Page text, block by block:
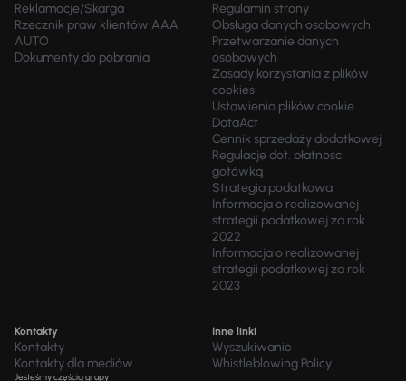
Reklamacje/Skarga
Rzecznik praw klientów AAA
AUTO
Dokumenty do pobrania
Regulamin strony
Obsługa danych osobowych
Przetwarzanie danych
osobowych
Zasady korzystania z plików
cookies
Ustawienia plików cookie
DataAct
Cennik sprzedaży dodatkowej
Regulacje dot. płatności
gotówką
Strategia podatkowa
Informacja o realizowanej
strategii podatkowej za rok
2022
Informacja o realizowanej
strategii podatkowej za rok
2023
Kontakty
Kontakty
Kontakty dla mediów
Inne linki
Wyszukiwanie
Whistleblowing Policy
Jesteśmy częścią grupy